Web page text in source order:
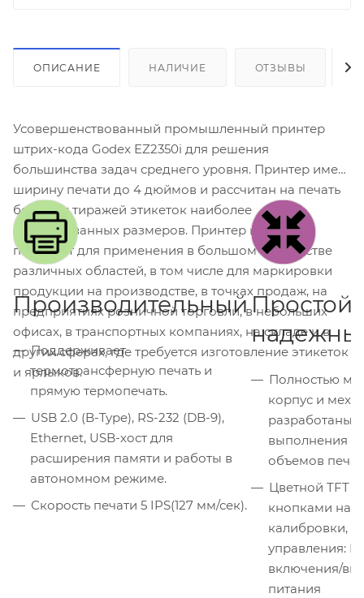
ОПИСАНИЕ НАЛИЧИЕ ОТЗЫВЫ
Усовершенствованный промышленный принтер
штрих-кода Godex EZ2350i для решения
большинства задач среднего уровня. Принтер имеет
ширину печати до 4 дюймов и рассчитан на печать
больших тиражей этикеток наиболее
востребованных размеров. Принтер идеально
подходит для применения в большом количестве
различных областей, в том числе для маркировки
продукции на производстве, в точках продаж, на
предприятиях розничной торговли, в небольших
офисах, в транспортных компаниях, на складе и в
других сферах, где требуется изготовление этикеток
и ярлыков.
Производительный
Поддерживает
термотрансферную печать и
прямую термопечать.
USB 2.0 (B-Type), RS-232 (DB-9),
Ethernet, USB-хост для
расширения памяти и работы в
автономном режиме.
Скорость печати 5 IPS(127 мм/сек).
Простой
Полностью
корпус и
разработаны
выполнения
объемов
Цветной TFT
кнопками
калибровки,
управления:
включения/
питания